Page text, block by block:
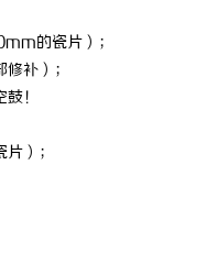
的瓷片）；
补）；
！
）；